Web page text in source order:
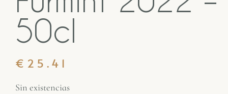
50cl
€ 25.41
Sin existencias